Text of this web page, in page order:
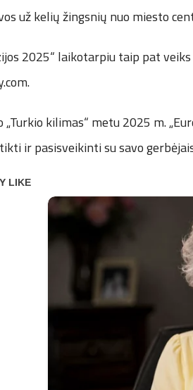
už kelių žingsnių nuo miesto
2025“ laikotarpiu taip pat
„Turkio kilimas“ metu 2025 m.
ir pasisveikinti su savo